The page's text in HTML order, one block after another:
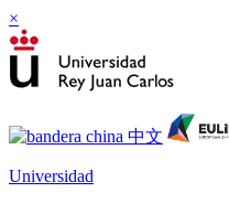
×
Universidad